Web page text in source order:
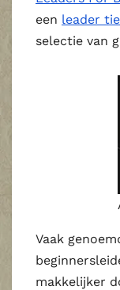
een leader
selectie van
Vaak
makkelijker